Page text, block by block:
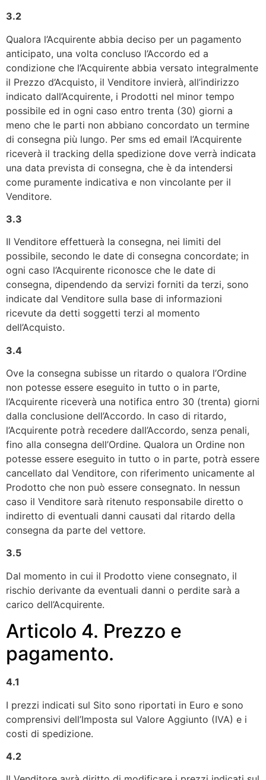
3.2
Qualora l’Acquirente abbia deciso per un pagamento
anticipato, una volta concluso l’Accordo ed a
condizione che l’Acquirente abbia versato integralmente
il Prezzo d’Acquisto, il Venditore invierà, all’indirizzo
indicato dall’Acquirente, i Prodotti nel minor tempo
possibile ed in ogni caso entro trenta (30) giorni a
meno che le parti non abbiano concordato un termine
di consegna più lungo. Per sms ed email l’Acquirente
riceverà il tracking della spedizione dove verrà indicata
una data prevista di consegna, che è da intendersi
come puramente indicativa e non vincolante per il
Venditore.
3.3
Il Venditore effettuerà la consegna, nei limiti del
possibile, secondo le date di consegna concordate; in
ogni caso l’Acquirente riconosce che le date di
consegna, dipendendo da servizi forniti da terzi, sono
indicate dal Venditore sulla base di informazioni
ricevute da detti soggetti terzi al momento
dell’Acquisto.
3.4
Ove la consegna subisse un ritardo o qualora l’Ordine
non potesse essere eseguito in tutto o in parte,
l’Acquirente riceverà una notifica entro 30 (trenta) giorni
dalla conclusione dell’Accordo. In caso di ritardo,
l’Acquirente potrà recedere dall’Accordo, senza penali,
fino alla consegna dell’Ordine. Qualora un Ordine non
potesse essere eseguito in tutto o in parte, potrà essere
cancellato dal Venditore, con riferimento unicamente al
Prodotto che non può essere consegnato. In nessun
caso il Venditore sarà ritenuto responsabile diretto o
indiretto di eventuali danni causati dal ritardo della
consegna da parte del vettore.
3.5
Dal momento in cui il Prodotto viene consegnato, il
rischio derivante da eventuali danni o perdite sarà a
carico dell’Acquirente.
Articolo 4. Prezzo e
pagamento.
4.1
I prezzi indicati sul Sito sono riportati in Euro e sono
comprensivi dell’Imposta sul Valore Aggiunto (IVA) e i
costi di spedizione.
4.2